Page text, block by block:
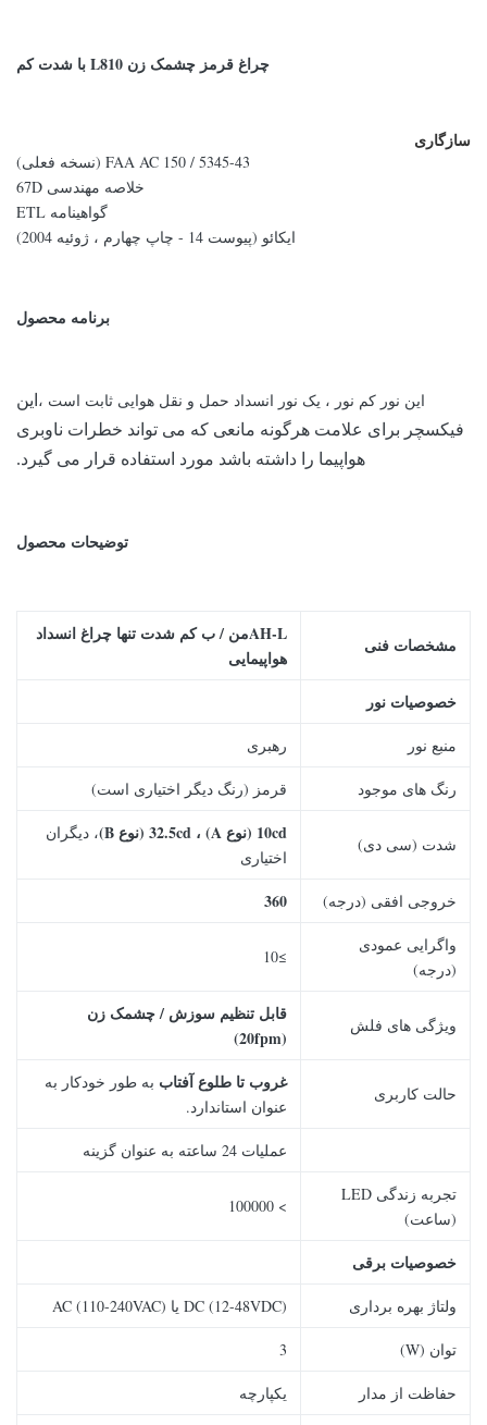
چراغ قرمز چشمک زن L810 با شدت کم
سازگاری
FAA AC 150 / 5345-43 (نسخه فعلی)
خلاصه مهندسی 67D
گواهینامه ETL
ایکائو (پیوست 14 - چاپ چهارم ، ژوئیه 2004)
برنامه محصول
این نور کم نور ، یک نور انسداد حمل و نقل هوایی ثابت است ، این
فیکسچر برای علامت هرگونه مانعی که می تواند خطرات ناوبری
هواپیما را داشته باشد مورد استفاده قرار می گیرد.
توضیحات محصول
مشخصات فنی
AH-Lمن / بکم شدت تنها چراغ انسداد
هواپیمایی
خصوصیات نور
منبع نور رهبری
رنگ های موجود قرمز (رنگ دیگر اختیاری است)
شدت (سی دی)
10cd (نوع A) ، 32.5cd (نوع B)
، دیگران
اختیاری
خروجی افقی (درجه) 360
واگرایی عمودی
(درجه)
≥10
ویژگی های فلش
قابل تنظیم سوزش / چشمک زن
(20fpm)
حالت کاربری
غروب تا طلوع آفتاب به طور خودکار به
عنوان استاندارد.
عملیات 24 ساعته به عنوان گزینه
تجربه زندگی LED
(ساعت)
> 100000
خصوصیات برقی
ولتاژ بهره برداری DC (12-48VDC) یا AC (110-240VAC)
توان (W) 3
حفاظت از مدار یکپارچه